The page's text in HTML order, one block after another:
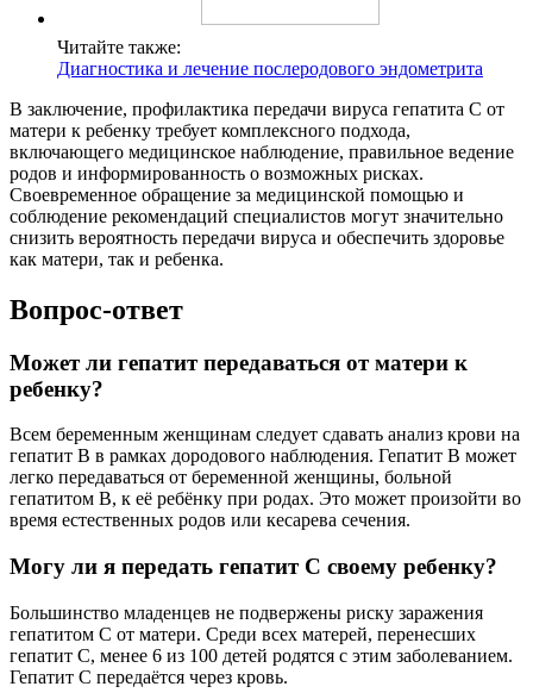
Читайте также:
Диагностика и лечение послеродового эндометрита
В заключение, профилактика передачи вируса гепатита С от
матери к ребенку требует комплексного подхода,
включающего медицинское наблюдение, правильное ведение
родов и информированность о возможных рисках.
Своевременное обращение за медицинской помощью и
соблюдение рекомендаций специалистов могут значительно
снизить вероятность передачи вируса и обеспечить здоровье
как матери, так и ребенка.
Вопрос-ответ
Может ли гепатит передаваться от матери к
ребенку?
Всем беременным женщинам следует сдавать анализ крови на
гепатит В в рамках дородового наблюдения. Гепатит В может
легко передаваться от беременной женщины, больной
гепатитом В, к её ребёнку при родах. Это может произойти во
время естественных родов или кесарева сечения.
Могу ли я передать гепатит С своему ребенку?
Большинство младенцев не подвержены риску заражения
гепатитом С от матери. Среди всех матерей, перенесших
гепатит С, менее 6 из 100 детей родятся с этим заболеванием.
Гепатит С передаётся через кровь.